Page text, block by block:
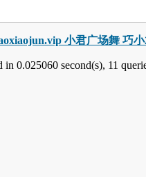
小君广场舞 巧
in 0.025060 second(s), 11